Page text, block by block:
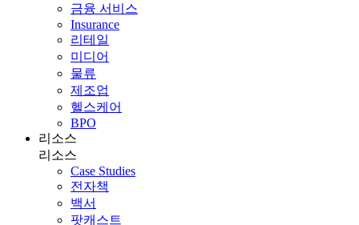
금융 서비스
Insurance
리테일
미디어
물류
제조업
헬스케어
BPO
리소스
리소스
Case Studies
전자책
백서
팟캐스트